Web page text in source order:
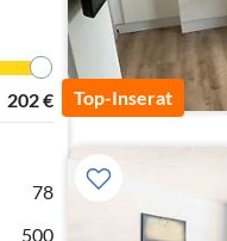
202€
78
500
Top-Inserat